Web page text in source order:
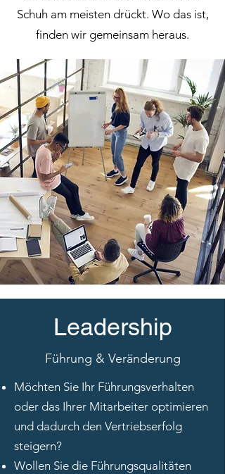
Schuh am meisten drückt. Wo das ist,
finden wir gemeinsam heraus.
Leadership
Führung & Veränderung
Möchten Sie Ihr Führungsverhalten
oder das Ihrer Mitarbeiter optimieren
und dadurch den Vertriebserfolg
steigern?
Wollen Sie die Führungsqualitäten